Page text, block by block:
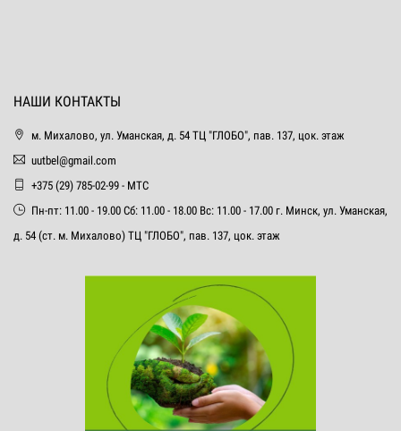
НАШИ КОНТАКТЫ
м. Михалово, ул. Уманская, д. 54 ТЦ "ГЛОБО", пав. 137, цок. этаж
uutbel@gmail.com
+375 (29) 785-02-99 - МТС
Пн-пт: 11.00 - 19.00 Сб: 11.00 - 18.00 Вс: 11.00 - 17.00 г. Минск, ул. Уманская,
д. 54 (ст. м. Михалово) ТЦ "ГЛОБО", пав. 137, цок. этаж